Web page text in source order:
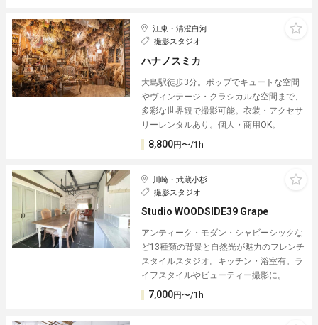
江東・清澄白河
撮影スタジオ
ハナノスミカ
大島駅徒歩3分。ポップでキュートな空間
やヴィンテージ・クラシカルな空間まで、
多彩な世界観で撮影可能。衣装・アクセサ
リーレンタルあり。個人・商用OK。
8,800円〜/1h
川崎・武蔵小杉
撮影スタジオ
Studio WOODSIDE39 Grape
アンティーク・モダン・シャビーシックな
ど13種類の背景と自然光が魅力のフレンチ
スタイルスタジオ。キッチン・浴室有。ラ
イフスタイルやビューティー撮影に。
7,000円〜/1h